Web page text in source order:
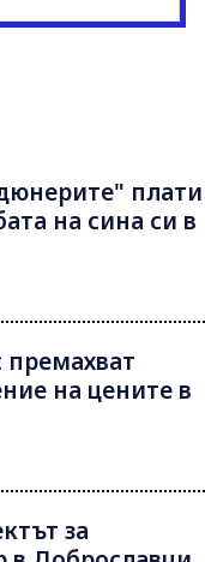
плати
на сина си в
премахват
на цените в
за